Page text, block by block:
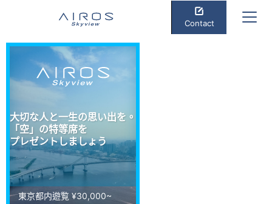
Contact
大切な人と一生の思い出を。
「空」の特等席を
プレゼントしましょう
東京都内遊覧 ¥30,000~